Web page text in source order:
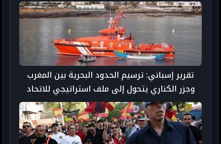
تقرير إسباني: ترسيم الحدود البحرية بين المغرب
وجزر الكناري يتحول إلى ملف استراتيجي للاتحاد
الأوروبي